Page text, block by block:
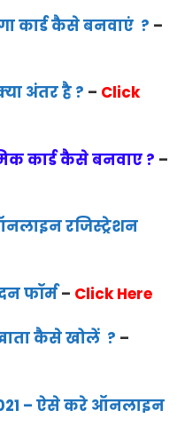
कार्ड कैसे बनवाएं ? –
अंतर है ? – Click
कार्ड कैसे बनवाए ? –
रजिस्ट्रेशन
फॉर्म – Click Here
कैसे खोलें ? –
– ऐसे करे ऑनलाइन